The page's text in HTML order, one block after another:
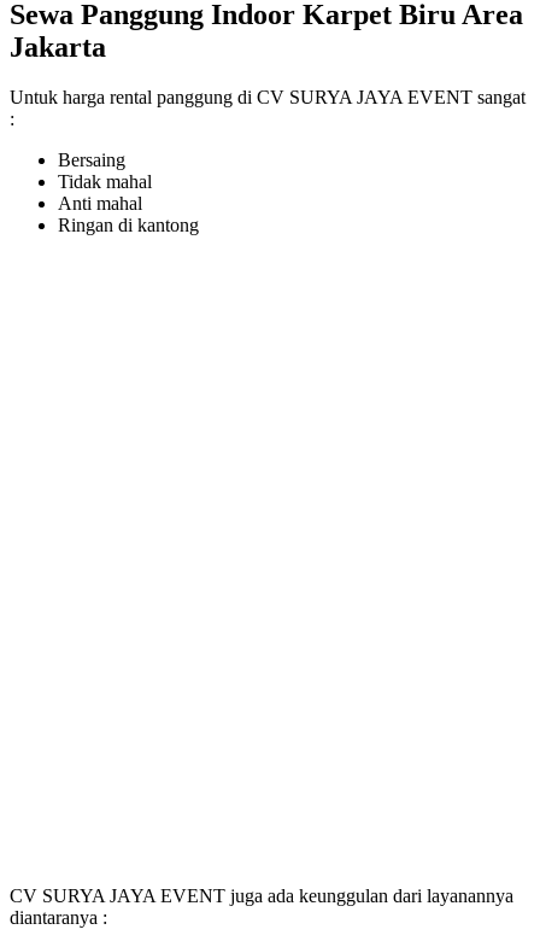
Sewa Panggung Indoor Karpet Biru Area
Jakarta
Untuk harga rental panggung di CV SURYA JAYA EVENT sangat
:
Bersaing
Tidak mahal
Anti mahal
Ringan di kantong
CV SURYA JAYA EVENT juga ada keunggulan dari layanannya
diantaranya :